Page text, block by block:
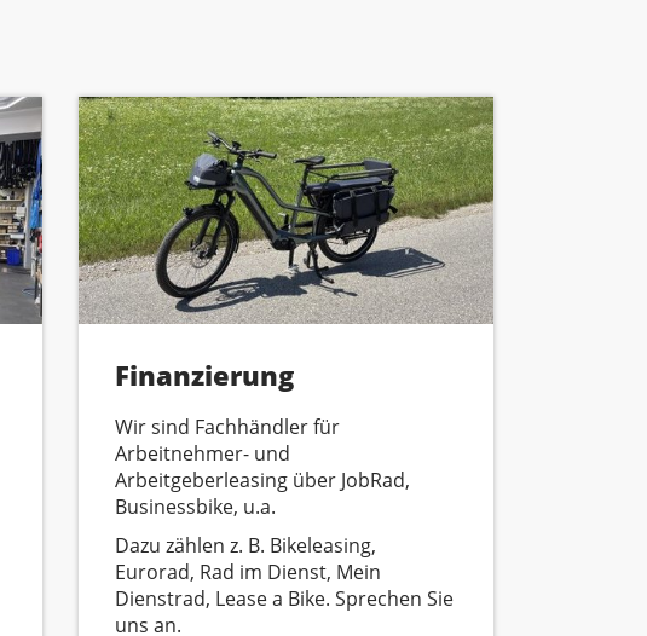
Finanzierung
Wir sind Fachhändler für
Arbeitnehmer- und
Arbeitgeberleasing über JobRad,
Businessbike, u.a.
Dazu zählen z. B. Bikeleasing,
Eurorad, Rad im Dienst, Mein
Dienstrad, Lease a Bike. Sprechen Sie
uns an.